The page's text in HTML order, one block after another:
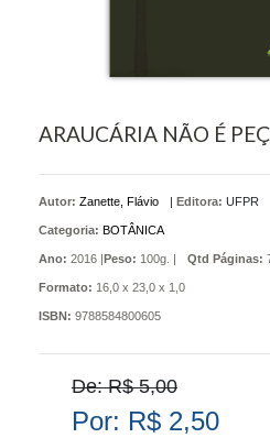
ARAUCÁRIA NÃO É
Autor: Zanette, Flávio Editora: UFPR
Categoria: BOTÂNICA
Ano: 2016 | Peso: 100g. | Qtd Páginas:
Formato: 16,0 x 23,0 x 1,0
ISBN: 9788584800605
De: R$ 5,00
Por: R$ 2,50